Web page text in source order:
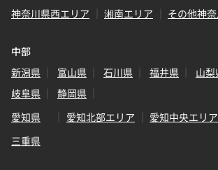
神奈川県西エリア
湘南エリア その他神
中部
新潟県
富山県 石川県 福井県 山梨
岐阜県
静岡県
愛知県
愛知北部エリア 愛知中央エリア
三重県